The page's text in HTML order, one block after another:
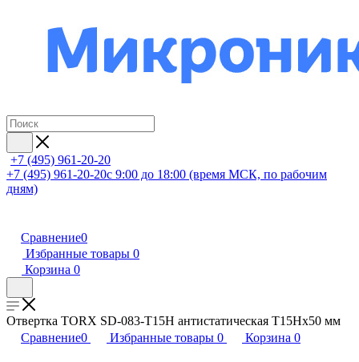
+7 (495) 961-20-20
+7 (495) 961-20-20с 9:00 до 18:00 (время МСК, по рабочим
дням)
Сравнение0
Избранные товары 0
Корзина 0
Отвертка TORX SD-083-T15H антистатическая T15Hx50 мм
Сравнение0 Избранные товары 0 Корзина 0